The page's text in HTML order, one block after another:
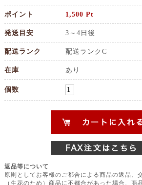
ポイント 1,500 Pt
発送目安 3～4日後
配送ランク 配送ランクC
在庫 あり
個数
返品等について
原則としてお客様のご都合による商品の返品、
（生花のため）商品に不都合があった場合、商